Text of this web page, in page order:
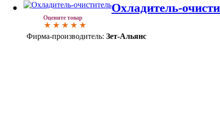
Оцените товар
Охладитель-
Фирма-производитель: Зет-Альянс